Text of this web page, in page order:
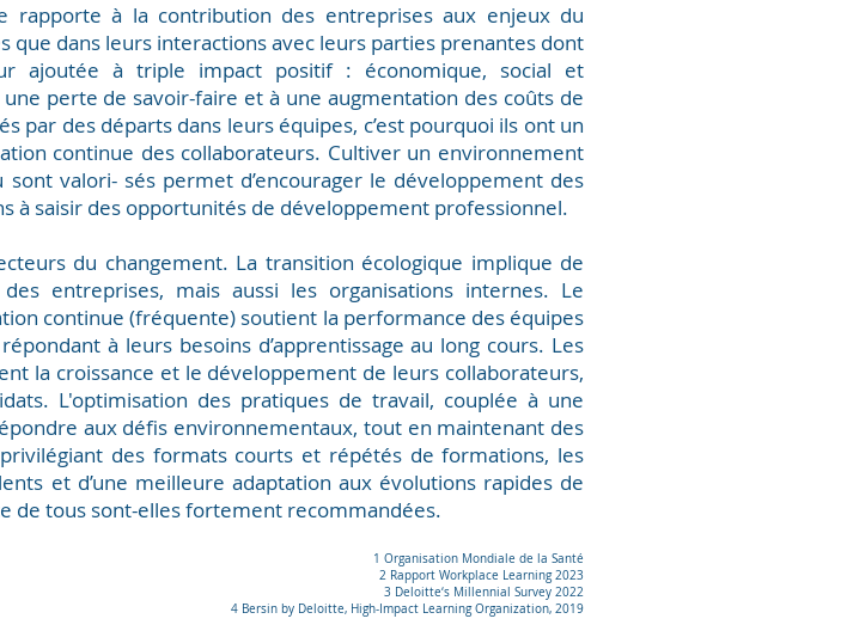
rapporte à la contribution des entreprises aux enjeux du
que dans leurs interactions avec leurs parties prenantes dont
ajoutée à triple impact positif : économique, social et
perte de savoir-faire et à une augmentation des coûts de
des départs dans leurs équipes, c’est pourquoi ils ont un
continue des collaborateurs. Cultiver un environnement
valori- sés permet d’encourager le développement des
à saisir des opportunités de développement professionnel.
du changement. La transition écologique implique de
entreprises, mais aussi les organisations internes. Le
continue (fréquente) soutient la performance des équipes
à leurs besoins d’apprentissage au long cours. Les
la croissance et le développement de leurs collaborateurs,
L'optimisation des pratiques de travail, couplée à une
aux défis environnementaux, tout en maintenant des
des formats courts et répétés de formations, les
et d’une meilleure adaptation aux évolutions rapides de
de tous sont-elles fortement recommandées.
1 Organisation Mondiale de la Santé
2 Rapport Workplace Learning 2023
3 Deloitte‘s Millennial Survey 2022
4 Bersin by Deloitte, High-Impact Learning Organization, 2019